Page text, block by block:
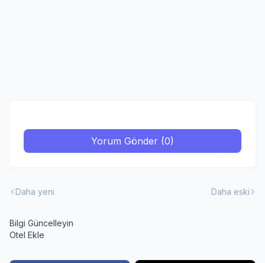
Yorum Gönder (0)
Daha yeni Daha eski
Bilgi Güncelleyin
Otel Ekle